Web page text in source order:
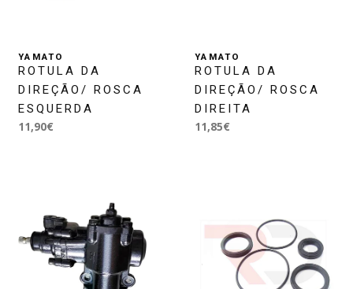
YAMATO
ROTULA DA
DIREÇÃO/ ROSCA
ESQUERDA
11,90€
YAMATO
ROTULA DA
DIREÇÃO/ ROSCA
DIREITA
11,85€